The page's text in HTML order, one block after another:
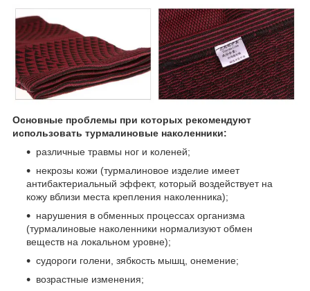
Основные проблемы при которых рекомендуют
использовать турмалиновые наколенники:
различные травмы ног и коленей;
некрозы кожи (турмалиновое изделие имеет
антибактериальный эффект, который воздействует на
кожу вблизи места крепления наколенника);
нарушения в обменных процессах организма
(турмалиновые наколенники нормализуют обмен
веществ на локальном уровне);
судороги голени, зябкость мышц, онемение;
возрастные изменения;